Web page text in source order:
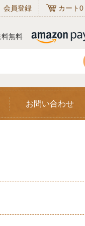
会員登録 カート0
無料
お問い合わせ